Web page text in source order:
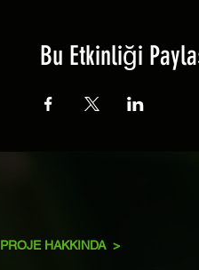
Bu Etkinliği
PROJE HAKKINDA >